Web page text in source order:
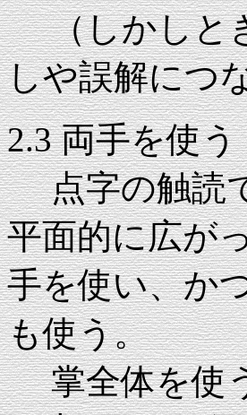
（しかしとき
しや誤解につ
2.3 両手を使う
点字の触読で
平面的に広が
手を使い、か
も使う。
掌全体を使う